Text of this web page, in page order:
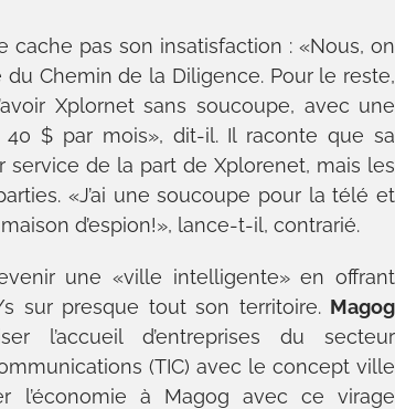
cache pas son insatisfaction : «Nous, on
Chemin de la Diligence. Pour le reste,
Xplornet sans soucoupe, avec une
$ par mois», dit-il. Il raconte que sa
service de la part de Xplorenet, mais les
«J’ai une soucoupe pour la télé et
maison d’espion!», lance-t-il, contrarié.
une «ville intelligente» en offrant
sur presque tout son territoire. Magog
l’accueil d’entreprises du secteur
(TIC) avec le concept ville
l’économie à Magog avec ce virage